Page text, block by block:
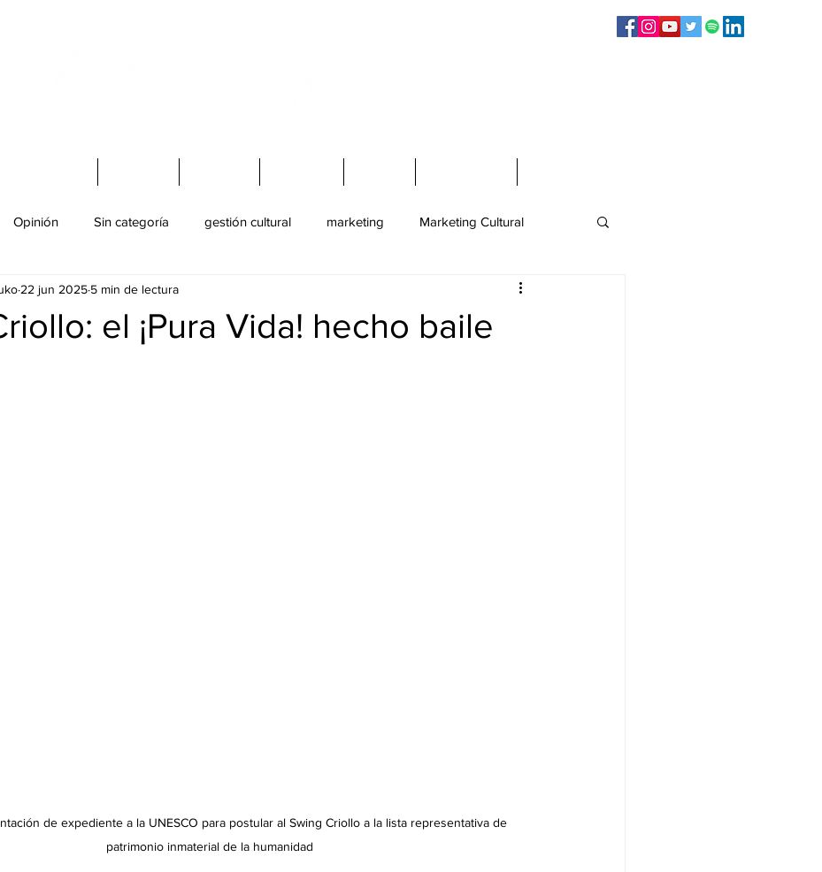
Opinión Sin categoría gestión cultural marketing Marketing Cultural
Cultural juventud
el ¡Pura Vida! hecho baile
22 jun 2025 5 min de lectura
de expediente a la UNESCO para postular al Swing Criollo a la lista representativa de
patrimonio inmaterial de la humanidad